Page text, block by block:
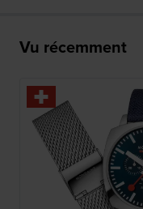
Vu récemment